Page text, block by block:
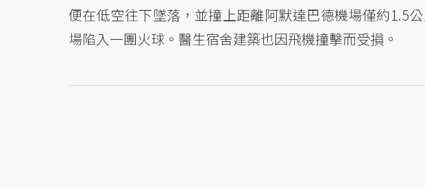
便在低空往下墜落，並撞上距離阿默達巴德機場僅約1.5
場陷入一團火球。醫生宿舍建築也因飛機撞擊而受損。